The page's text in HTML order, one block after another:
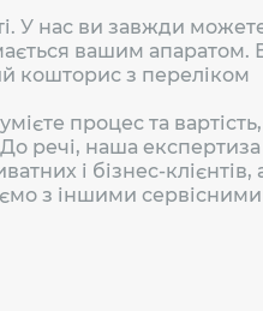
У нас ви завжди
вашим апаратом.
кошторис з переліком
процес та вартість,
речі, наша експертиза
і бізнес-клієнтів,
з іншими сервісними